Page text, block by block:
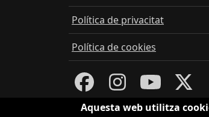
Política de privacitat
Política de cookies
Aquesta web utilitza